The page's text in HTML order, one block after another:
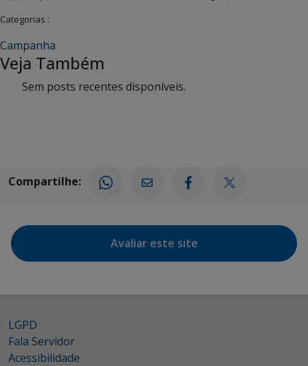
Categorias :
Campanha
Veja Também
Sem posts recentes disponíveis.
Compartilhe:
Avaliar este site
LGPD
Fala Servidor
Acessibilidade